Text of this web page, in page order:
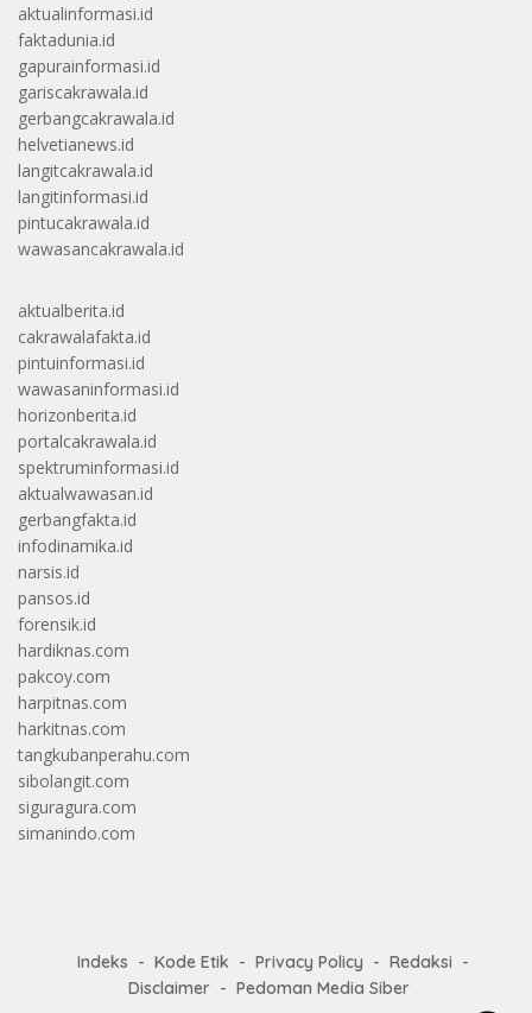
aktualinformasi.id
faktadunia.id
gapurainformasi.id
gariscakrawala.id
gerbangcakrawala.id
helvetianews.id
langitcakrawala.id
langitinformasi.id
pintucakrawala.id
wawasancakrawala.id
aktualberita.id
cakrawalafakta.id
pintuinformasi.id
wawasaninformasi.id
horizonberita.id
portalcakrawala.id
spektruminformasi.id
aktualwawasan.id
gerbangfakta.id
infodinamika.id
narsis.id
pansos.id
forensik.id
hardiknas.com
pakcoy.com
harpitnas.com
harkitnas.com
tangkubanperahu.com
sibolangit.com
siguragura.com
simanindo.com
Indeks Kode Etik Privacy Policy
Redaksi
Disclaimer
Pedoman Media Siber